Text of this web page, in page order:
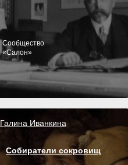
Cообщество
«Салон»
Галина Иванкина
Собиратели сокровищ